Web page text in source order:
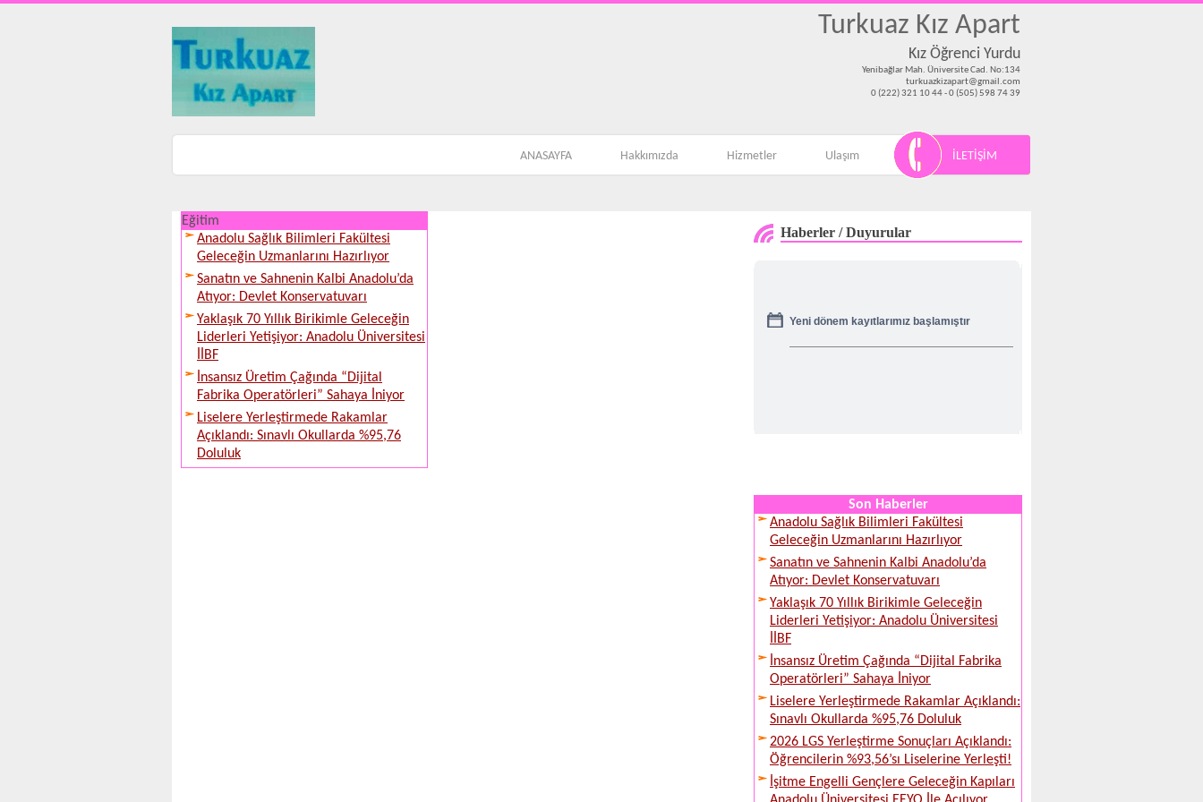
Turkuaz Kız Apart
Kız Öğrenci Yurdu
Yenibağlar Mah. Üniversite Cad. No:134
turkuazkizapart@gmail.com
0 (222) 321 10 44 - 0 (505) 598 74 39
ANASAYFA Hakkımızda Hizmetler Ulaşım İLETİŞİM
Eğitim
Anadolu Sağlık Bilimleri Fakültesi
Geleceğin Uzmanlarını Hazırlıyor
Sanatın ve Sahnenin Kalbi Anadolu’da
Atıyor: Devlet Konservatuvarı
Yaklaşık 70 Yıllık Birikimle Geleceğin
Liderleri Yetişiyor: Anadolu Üniversitesi
İİBF
İnsansız Üretim Çağında “Dijital
Fabrika Operatörleri” Sahaya İniyor
Liselere Yerleştirmede Rakamlar
Açıklandı: Sınavlı Okullarda %95,76
Doluluk
Haberler / Duyurular
Yeni dönem kayıtlarımız başlamıştır
Son Haberler
Anadolu Sağlık Bilimleri Fakültesi
Geleceğin Uzmanlarını Hazırlıyor
Sanatın ve Sahnenin Kalbi Anadolu’da
Atıyor: Devlet Konservatuvarı
Yaklaşık 70 Yıllık Birikimle Geleceğin
Liderleri Yetişiyor: Anadolu Üniversitesi
İİBF
İnsansız Üretim Çağında “Dijital Fabrika
Operatörleri” Sahaya İniyor
Liselere Yerleştirmede Rakamlar Açıklandı:
Sınavlı Okullarda %95,76 Doluluk
2026 LGS Yerleştirme Sonuçları Açıklandı:
Öğrencilerin %93,56’sı Liselerine Yerleşti!
İşitme Engelli Gençlere Geleceğin Kapıları